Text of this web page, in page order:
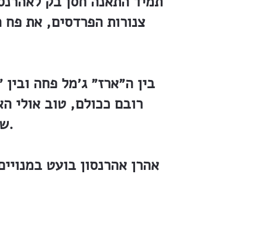
צנורות הפרדסים, את פח
בין ה״ארז״ ג׳מל פחה
רובם ככולם, טוב אולי
שישביעו תאוותיהם לכבוד, לבצע, לגזל ושוד.